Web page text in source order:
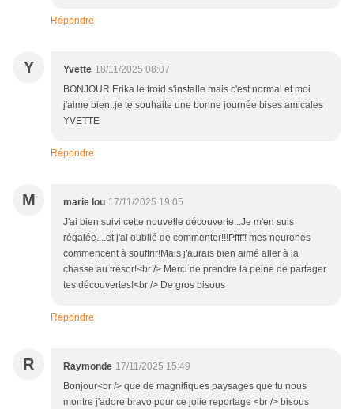
Répondre
Y Yvette 18/11/2025 08:07
BONJOUR Erika le froid s'installe mais c'est normal et moi
j'aime bien..je te souhaite une bonne journée bises amicales
YVETTE
Répondre
M marie lou 17/11/2025 19:05
J'ai bien suivi cette nouvelle découverte...Je m'en suis
régalée....et j'ai oublié de commenter!!!Pffff! mes neurones
commencent à souffrir!Mais j'aurais bien aimé aller à la
chasse au trésor!<br /> Merci de prendre la peine de partager
tes découvertes!<br /> De gros bisous
Répondre
R Raymonde 17/11/2025 15:49
Bonjour<br /> que de magnifiques paysages que tu nous
montre j'adore bravo pour ce jolie reportage <br /> bisous